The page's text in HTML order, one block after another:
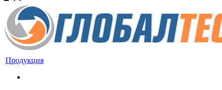
Продукция